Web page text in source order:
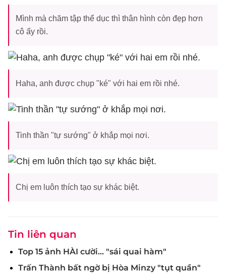
Mình mà chăm tập thể dục thì thân hình còn đẹp hơn
cô ấy rồi.
Haha, anh được chụp "ké" với hai em rồi nhé.
Tinh thần "tự sướng" ở khắp mọi nơi.
Chị em luôn thích tạo sự khác biệt.
Tin liên quan
Top 15 ảnh HÀI cười... "sái quai hàm"
Trấn Thành bất ngờ bị Hòa Minzy "tụt quần"